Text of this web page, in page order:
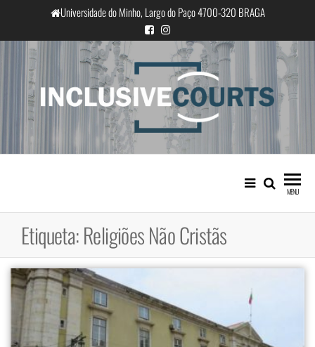
o
conteúdo
Universidade do Minho, Largo do Paço 4700-320 BRAGA
InclusiveCourts
Igualdade e diferença cultural na
prática judicial portuguesa
MENU
Etiqueta:Religiões Não Cristãs